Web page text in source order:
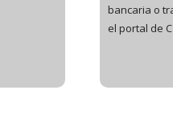
bancaria o
el portal de